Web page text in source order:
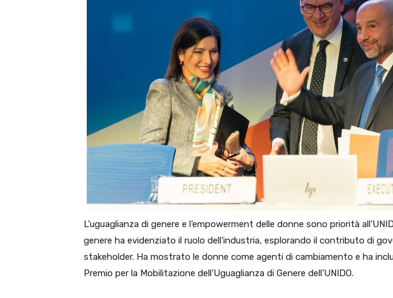
L’uguaglianza di genere e l’empowerment delle donne sono priorità
genere ha evidenziato il ruolo dell’industria, esplorando il contributo di
stakeholder. Ha mostrato le donne come agenti di cambiamento e ha
Premio per la Mobilitazione dell’Uguaglianza di Genere dell’UNIDO.